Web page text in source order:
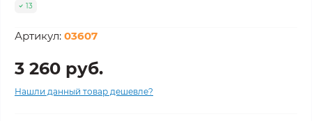
13
Артикул: 03607
3 260 руб.
Нашли данный товар дешевле?